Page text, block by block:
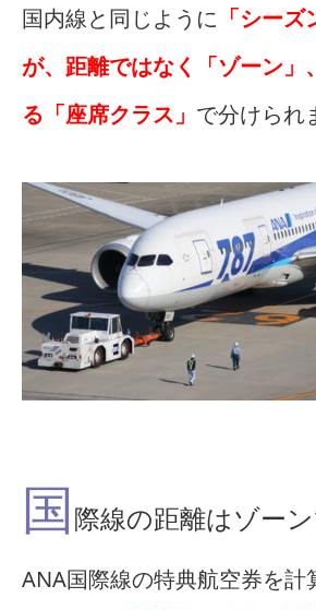
国内線と同じように 「シー
が、距離ではなく「ゾーン」
る「座席クラス」 で分けられ
国際線の距離はゾー
ANA国際線の特典航空券を計